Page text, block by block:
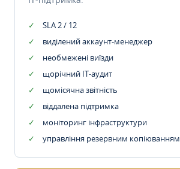
SLA 2 / 12
виділений аккаунт-менеджер
необмежені виїзди
щорічний IT-аудит
щомісячна звітність
віддалена підтримка
моніторинг інфраструктури
управління резервним копіюванням